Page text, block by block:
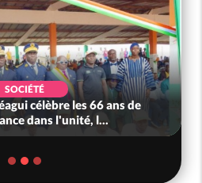
SOCIÉTÉ
Mali : L'entrepreneur malien
dans les mailles de...